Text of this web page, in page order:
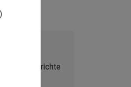
Berichte